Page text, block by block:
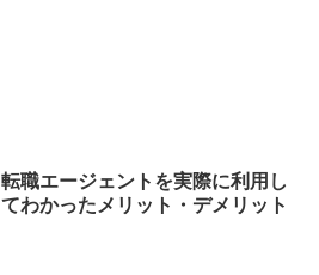
転職エージェントを実際に利用し
てわかったメリット・デメリット